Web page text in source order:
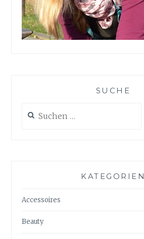
SUCHE
nach:
KATEGORIEN
Accessoires
Beauty